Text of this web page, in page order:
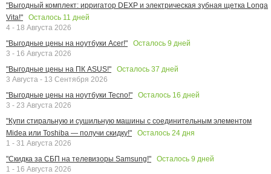
"Выгодный комплект: ирригатор DEXP и электрическая зубная щетка Longa
Vita!"
Осталось 11 дней
4 - 18 Августа 2026
"Выгодные цены на ноутбуки Acer!"
Осталось 9 дней
3 - 16 Августа 2026
"Выгодные цены на ПК ASUS!"
Осталось 37 дней
3 Августа - 13 Сентября 2026
"Выгодные цены на ноутбуки Tecno!"
Осталось 16 дней
3 - 23 Августа 2026
"Купи стиральную и сушильную машины с соединительным элементом
Midea или Toshiba — получи скидку!"
Осталось 24 дня
1 - 31 Августа 2026
"Скидка за СБП на телевизоры Samsung!"
Осталось 9 дней
1 - 16 Августа 2026